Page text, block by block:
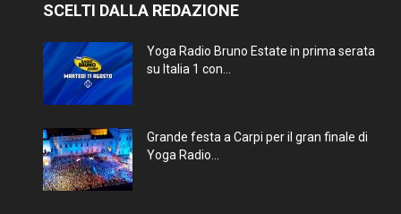
SCELTI DALLA REDAZIONE
Yoga Radio Bruno Estate in prima serata
su Italia 1 con...
Grande festa a Carpi per il gran finale di
Yoga Radio...